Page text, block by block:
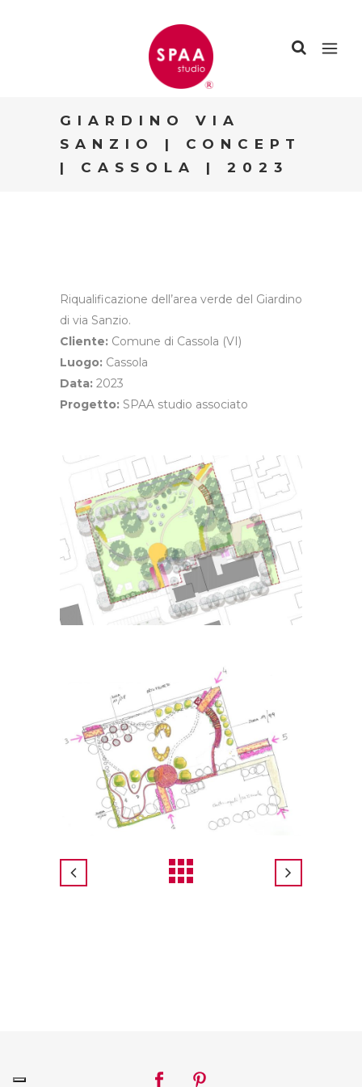
GIARDINO VIA
SANZIO | CONCEPT
| CASSOLA | 2023
Riqualificazione dell’area verde del Giardino
di via Sanzio.
Cliente: Comune di Cassola (VI)
Luogo: Cassola
Data: 2023
Progetto: SPAA studio associato